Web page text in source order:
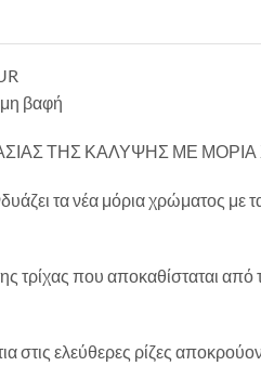
βαφή
ΤΗΣ ΚΑΛΥΨΗΣ ΜΕ
τα νέα μόρια χρώματος
τρίχας που αποκαθίσταται
στις ελεύθερες ρίζες